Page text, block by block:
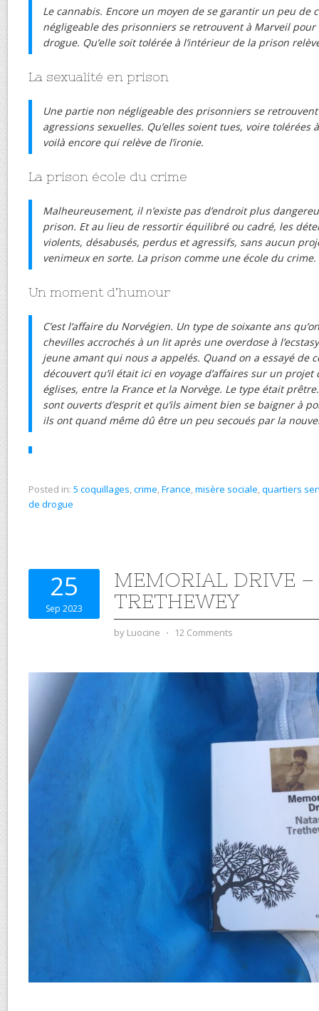
Le cannabis. Encore un moyen de se garantir un peu de
négligeable des prisonniers se retrouvent à Marveil
drogue. Qu’elle soit tolérée à l’intérieur de la prison
La sexualité en prison
Une partie non négligeable des prisonniers se
agressions sexuelles. Qu’elles soient tues, voire tolérées
voilà encore qui relève de l’ironie.
La prison école du crime
Malheureusement, il n’existe pas d’endroit plus
prison. Et au lieu de ressortir équilibré ou cadré, les
violents, désabusés, perdus et agressifs, sans aucun
venimeux en sorte. La prison comme une école du crime.
Un moment d’humour
C’est l’affaire du Norvégien. Un type de soixante ans
chevilles accrochés à un lit après une overdose à
jeune amant qui nous a appelés. Quand on a essayé de
découvert qu’il était ici en voyage d’affaires sur un
églises, entre la France et la Norvège. Le type était
sont ouverts d’esprit et qu’ils aiment bien se baigner à
ils ont quand même dû être un peu secoués par la
Posted in: 5 coquillages crime France misère sociale quartiers
de drogue
25
Sep 2023
MEMORIAL DRIVE
TRETHEWEY
by Luocine ⋅ 12 Comments